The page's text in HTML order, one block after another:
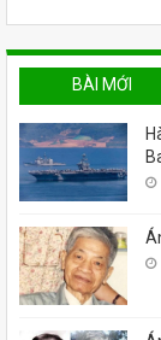
BÀI MỚI